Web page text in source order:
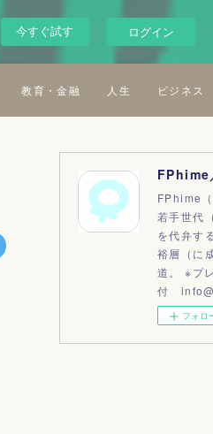
今すぐ試す ログイン
教育・金融 人生 ビジネス
FPhime
FPhime（
若手世代
を代弁す
裕層（に
道。 ※プ
付
フォロ